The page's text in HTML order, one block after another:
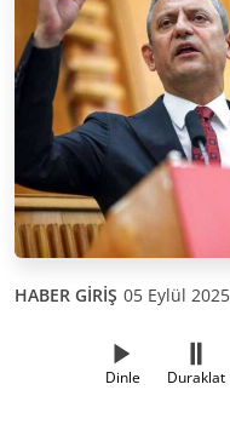
HABER GİRİŞ 05 Eylül
Dinle Duraklat